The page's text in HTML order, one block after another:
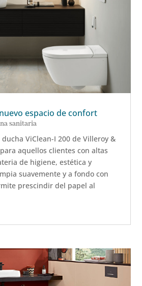
espacio de confort
sanitaria
ViClean-I 200 de Villeroy &
aquellos clientes con altas
de higiene, estética y
suavemente y a fondo con
prescindir del papel al